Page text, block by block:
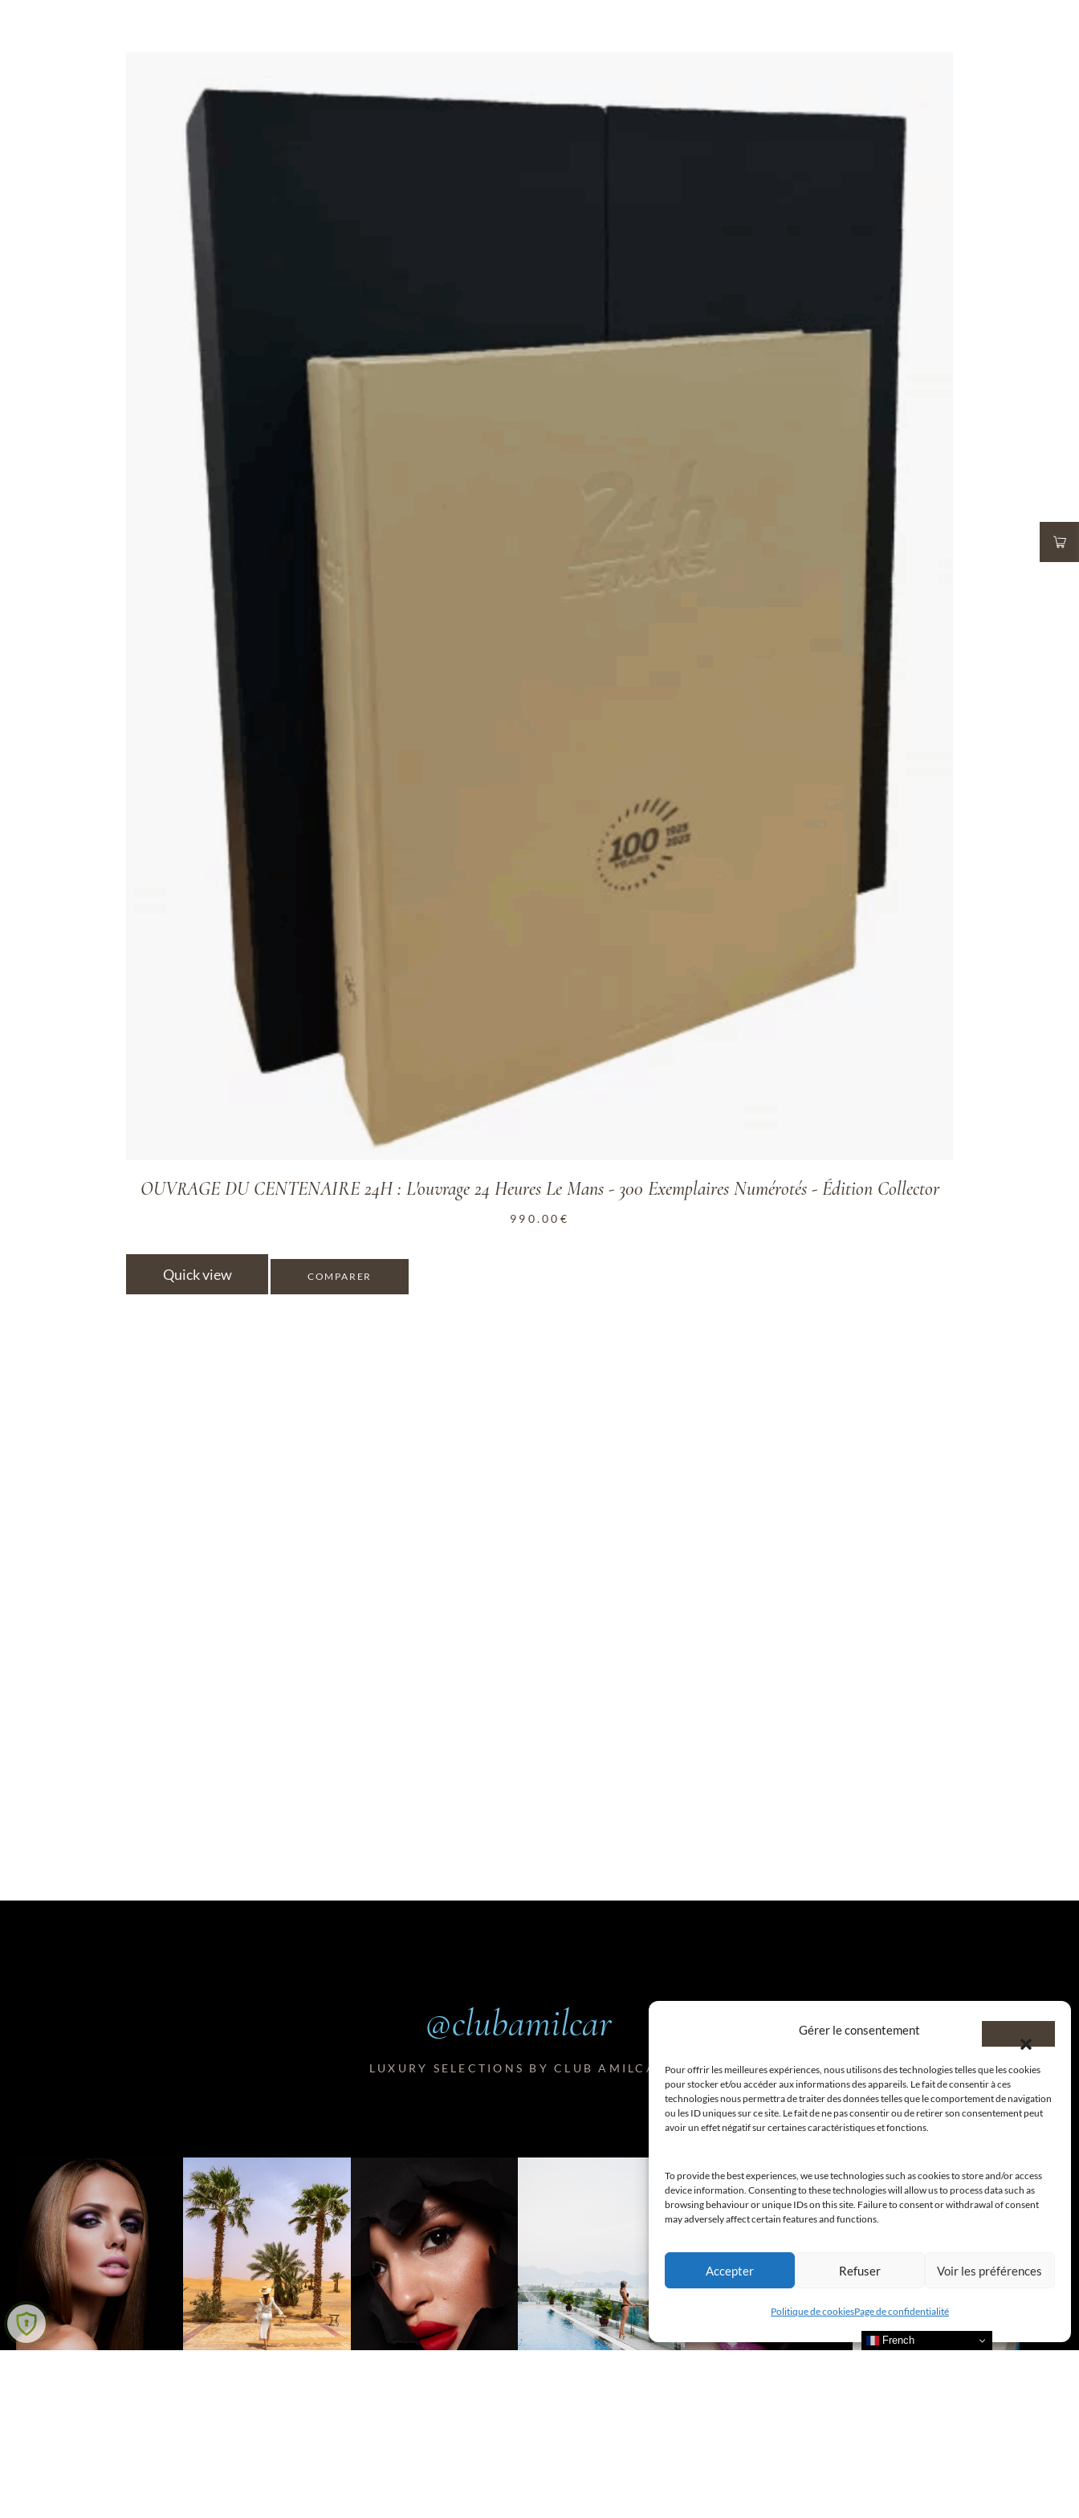
Gérer le consentement
Pour offrir les meilleures expériences, nous utilisons des technologies telles que les cookies
pour stocker et/ou accéder aux informations des appareils. Le fait de consentir à ces
technologies nous permettra de traiter des données telles que le comportement de navigation
ou les ID uniques sur ce site. Le fait de ne pas consentir ou de retirer son consentement peut
avoir un effet négatif sur certaines caractéristiques et fonctions.
To provide the best experiences, we use technologies such as cookies to store and/or access
device information. Consenting to these technologies will allow us to process data such as
browsing behaviour or unique IDs on this site. Failure to consent or withdrawal of consent
may adversely affect certain features and functions.
Accepter Refuser Voir les préférences
Politique de cookiesPage de confidentialité
OUVRAGE DU CENTENAIRE 24H : L'ouvrage 24 Heures Le Mans - 300 Exemplaires Numérotés - Édition Collector
990.00 €
Quick view COMPARER
@clubamilcar
LUXURY SELECTIONS BY CLUB AMILCAR
French